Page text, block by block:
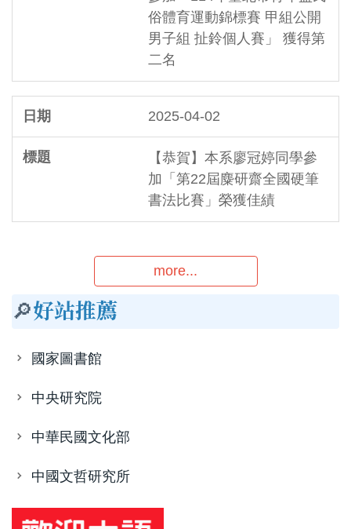
俗體育運動錦標賽 甲組公開
男子組 扯鈴個人賽」 獲得第
二名
2025-04-02
【恭賀】本系廖冠婷同學參
加「第22屆麋研齋全國硬筆
書法比賽」榮獲佳績
more...
🔎好站推薦
國家圖書館
中央研究院
中華民國文化部
中國文哲研究所